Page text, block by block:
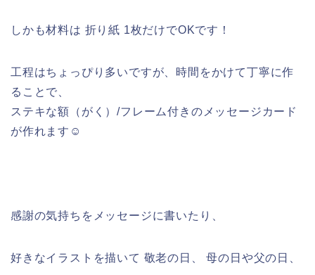
しかも材料は 折り紙 1枚だけでOKです！
工程はちょっぴり多いですが、時間をかけて丁寧に作
ることで、
ステキな額（がく）/フレーム付きのメッセージカード
が作れます☺
感謝の気持ちをメッセージに書いたり、
好きなイラストを描いて 敬老の日、 母の日や父の日、